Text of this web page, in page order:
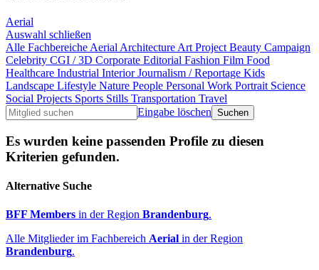
Aerial
Auswahl schließen
Alle Fachbereiche Aerial Architecture Art Project Beauty Campaign
Celebrity CGI / 3D Corporate Editorial Fashion Film Food
Healthcare Industrial InteriorJournalism / Reportage Kids
Landscape Lifestyle Nature People Personal Work Portrait Science
Social Projects Sports Stills Transportation Travel
Eingabe löschen
Es wurden keine passenden Profile zu diesen
Kriterien gefunden.
Alternative Suche
BFF Members in der Region Brandenburg.
Alle Mitglieder im Fachbereich Aerial in der Region
Brandenburg.